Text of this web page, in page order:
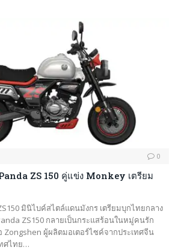
0
ZS 150 คู่แข่ง Monkey เตรียม
มินิไบค์สไตล์แดนมังกร เตรียมบุกไทยกลาง
ZS150 กลายเป็นกระแสร้อนในหมู่คนรัก
Zongshen ผู้ผลิตมอเตอร์ไซค์จากประเทศจีน
ศไทย…